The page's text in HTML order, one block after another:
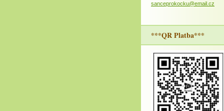
sanceprokocku@email.cz
***QR Platba***